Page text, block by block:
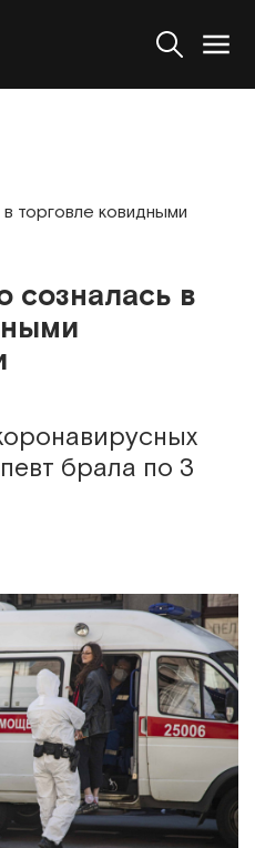
торговле ковидными
созналась в
брала по 3